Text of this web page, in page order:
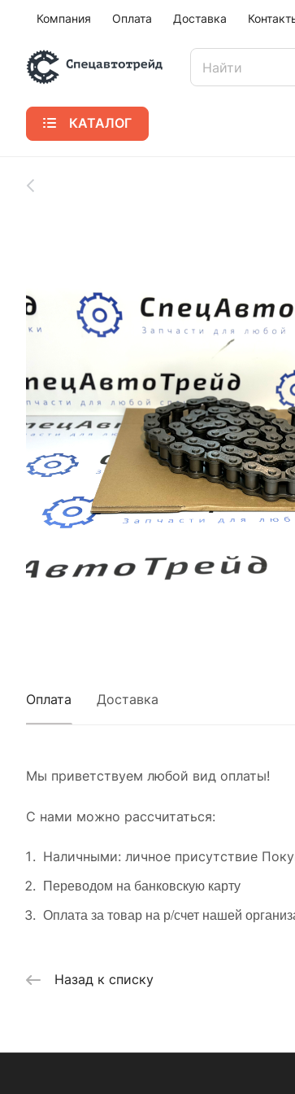
Компания Оплата Доставка
КАТАЛОГ
Оплата Доставка
Мы приветствуем любой вид оплаты!
С нами можно рассчитаться:
Наличными: личное присутствие
Переводом на банковскую карту
Оплата за товар на р/счет нашей
Назад к списку